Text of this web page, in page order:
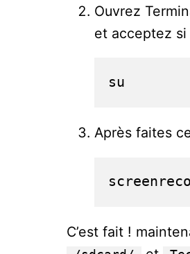
Ouvrez
et acceptez
su
Après faites
C’est fait !